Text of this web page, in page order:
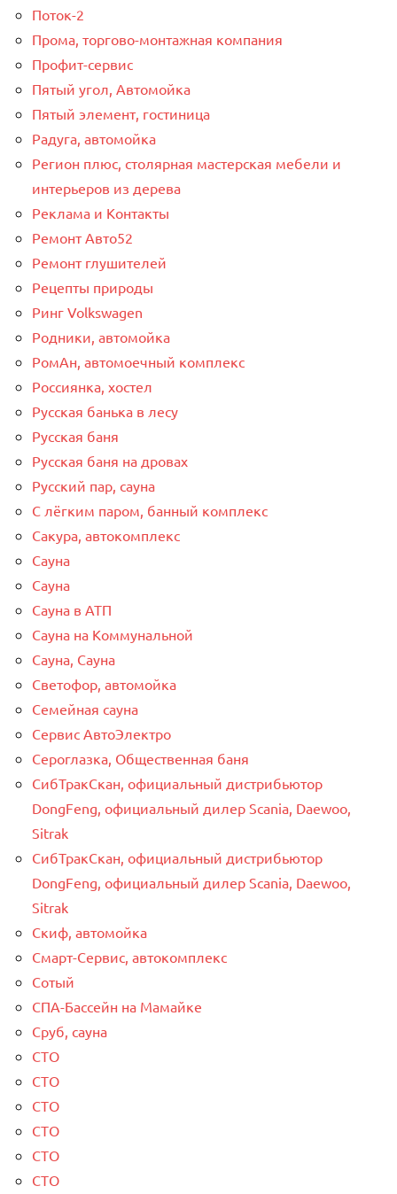
Поток-2
Прома, торгово-монтажная компания
Профит-сервис
Пятый угол, Автомойка
Пятый элемент, гостиница
Радуга, автомойка
Регион плюс, столярная мастерская мебели и
интерьеров из дерева
Реклама и Контакты
Ремонт Авто52
Ремонт глушителей
Рецепты природы
Ринг Volkswagen
Родники, автомойка
РомАн, автомоечный комплекс
Россиянка, хостел
Русская банька в лесу
Русская баня
Русская баня на дровах
Русский пар, сауна
С лёгким паром, банный комплекс
Сакура, автокомплекс
Сауна
Сауна
Сауна в АТП
Сауна на Коммунальной
Сауна, Сауна
Светофор, автомойка
Семейная сауна
Сервис АвтоЭлектро
Сероглазка, Общественная баня
СибТракСкан, официальный дистрибьютор
DongFeng, официальный дилер Scania, Daewoo,
Sitrak
СибТракСкан, официальный дистрибьютор
DongFeng, официальный дилер Scania, Daewoo,
Sitrak
Скиф, автомойка
Смарт-Сервис, автокомплекс
Сотый
СПА-Бассейн на Мамайке
Сруб, сауна
СТО
СТО
СТО
СТО
СТО
СТО